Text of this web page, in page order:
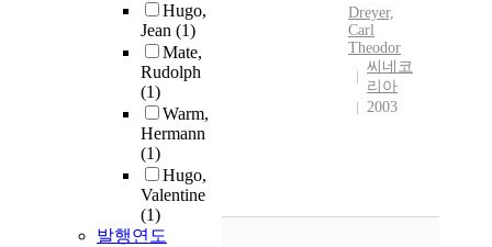
Hugo,
Jean (1)
Mate,
Rudolph
(1)
Warm,
Hermann
(1)
Hugo,
Valentine
(1)
발행연도
Dreyer,
Carl
Theodor
씨네코
리아
2003